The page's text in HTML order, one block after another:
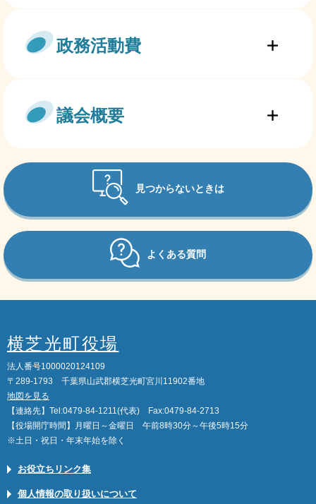
政務活動費
議会概要
見つからないときは
よくある質問
横芝光町役場
法人番号1000020124109
〒289-1793 千葉県山武郡横芝光町宮川11902番地
地図を見る
【連絡先】Tel:0479-84-1211(代表) Fax:0479-84-2713
【役場開庁時間】月曜日～金曜日 午前8時30分～午後5時15分
※土日・祝日・年末年始を除く
お役立ちリンク集
個人情報の取り扱いについて